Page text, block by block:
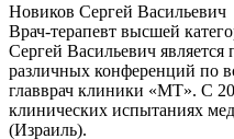
Новиков Сергей Васильевич
Врач-терапевт высшей
Сергей Васильевич
различных конференций по
главврач клиники «МТ». С
клинических испытаниях
(Израиль).